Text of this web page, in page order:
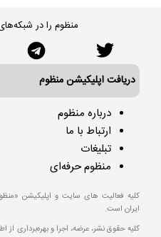
منظوم را در
دریافت اپلیکیشن منظوم
درباره منظوم
ارتباط با ما
تبلیغات
منظوم حرفه‌ای
کلیه فعالیت های سایت و اپلیکیشن
ایران است.
کلیه حقوق نشر، عرضه، اجرا و بهره‌برداری